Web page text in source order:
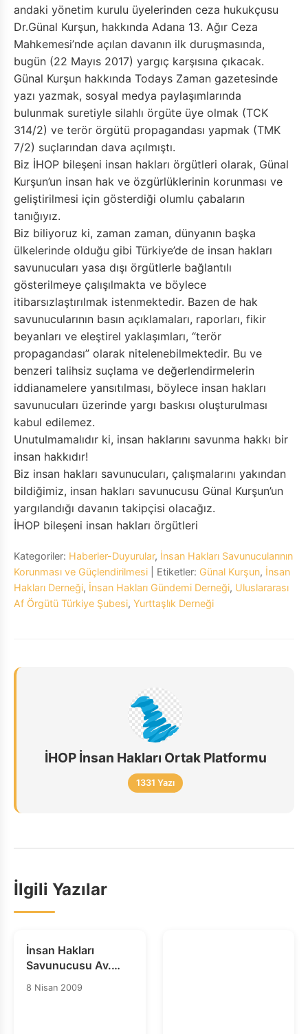
andaki yönetim kurulu üyelerinden ceza hukukçusu
Dr.Günal Kurşun, hakkında Adana 13. Ağır Ceza
Mahkemesi’nde açılan davanın ilk duruşmasında,
bugün (22 Mayıs 2017) yargıç karşısına çıkacak.
Günal Kurşun hakkında Todays Zaman gazetesinde
yazı yazmak, sosyal medya paylaşımlarında
bulunmak suretiyle silahlı örgüte üye olmak (TCK
314/2) ve terör örgütü propagandası yapmak (TMK
7/2) suçlarından dava açılmıştı.
Biz İHOP bileşeni insan hakları örgütleri olarak, Günal
Kurşun’un insan hak ve özgürlüklerinin korunması ve
geliştirilmesi için gösterdiği olumlu çabaların
tanığıyız.
Biz biliyoruz ki, zaman zaman, dünyanın başka
ülkelerinde olduğu gibi Türkiye’de de insan hakları
savunucuları yasa dışı örgütlerle bağlantılı
gösterilmeye çalışılmakta ve böylece
itibarsızlaştırılmak istenmektedir. Bazen de hak
savunucularının basın açıklamaları, raporları, fikir
beyanları ve eleştirel yaklaşımları, “terör
propagandası” olarak nitelenebilmektedir. Bu ve
benzeri talihsiz suçlama ve değerlendirmelerin
iddianamelere yansıtılması, böylece insan hakları
savunucuları üzerinde yargı baskısı oluşturulması
kabul edilemez.
Unutulmamalıdır ki, insan haklarını savunma hakkı bir
insan hakkıdır!
Biz insan hakları savunucuları, çalışmalarını yakından
bildiğimiz, insan hakları savunucusu Günal Kurşun’un
yargılandığı davanın takipçisi olacağız.
İHOP bileşeni insan hakları örgütleri
Kategoriler: Haberler-Duyurular, İnsan Hakları Savunucularının
Korunması ve Güçlendirilmesi | Etiketler: Günal Kurşun, İnsan
Hakları Derneği, İnsan Hakları Gündemi Derneği, Uluslararası
Af Örgütü Türkiye Şubesi, Yurttaşlık Derneği
İHOP İnsan Hakları Ortak Platformu
1331 Yazı
İlgili Yazılar
İnsan Hakları
Savunucusu Av.
Filiz Kalaycı Serbest
8 Nisan 2009